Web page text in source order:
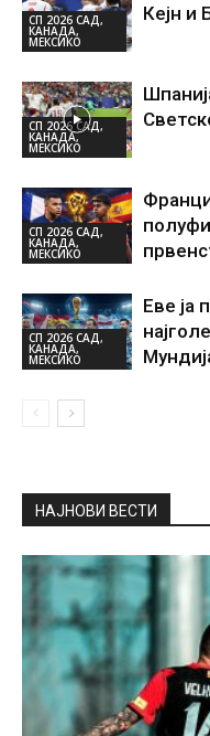
СП 2026 САД,
КАНАДА,
МЕКСИКО
Кејн и
СП 2026 САД,
КАНАДА,
МЕКСИКО
СП 2026 САД,
КАНАДА,
МЕКСИКО
СП 2026 САД,
КАНАДА,
МЕКСИКО
Еве ја
НАЈНОВИ ВЕСТИ